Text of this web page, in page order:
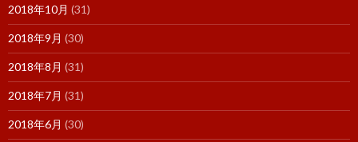
2018年10月 (31)
2018年9月 (30)
2018年8月 (31)
2018年7月 (31)
2018年6月 (30)